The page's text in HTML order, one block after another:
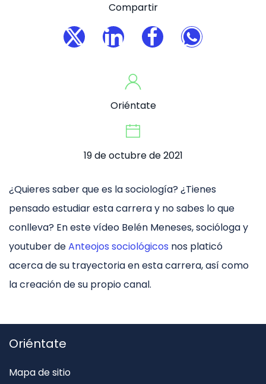
Compartir
Oriéntate
19 de octubre de 2021
¿Quieres saber que es la sociología? ¿Tienes
pensado estudiar esta carrera y no sabes lo que
conlleva? En este vídeo Belén Meneses, socióloga y
youtuber deAnteojos sociológicos nos platicó
acerca de su trayectoria en esta carrera, así como
la creación de su propio canal.
Oriéntate
Mapa de sitio